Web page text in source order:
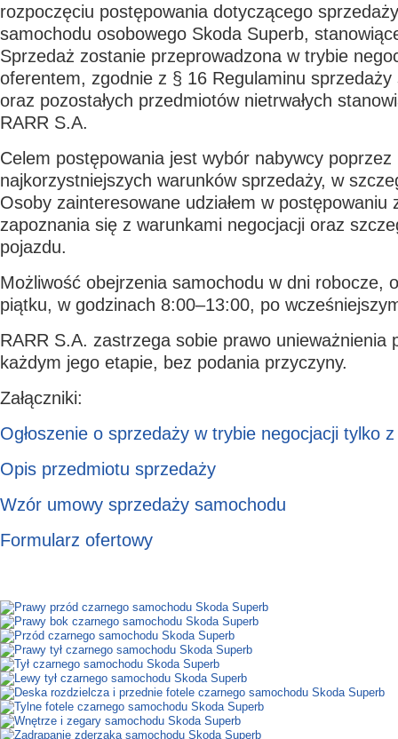
rozpoczęciu postępowania dotyczącego
samochodu osobowego Skoda Superb,
Sprzedaż zostanie przeprowadzona w trybie
oferentem, zgodnie z § 16 Regulaminu sprzedaży
oraz pozostałych przedmiotów nietrwałych
RARR S.A.
Celem postępowania jest wybór nabywcy poprzez
najkorzystniejszych warunków sprzedaży, w
Osoby zainteresowane udziałem w postępowaniu
zapoznania się z warunkami negocjacji oraz
pojazdu.
Możliwość obejrzenia samochodu w dni robocze,
piątku, w godzinach 8:00–13:00, po
RARR S.A. zastrzega sobie prawo unieważnienia
każdym jego etapie, bez podania przyczyny.
Załączniki:
Ogłoszenie o sprzedaży w trybie negocjacji tylko
Opis przedmiotu sprzedaży
Wzór umowy sprzedaży samochodu
Formularz ofertowy